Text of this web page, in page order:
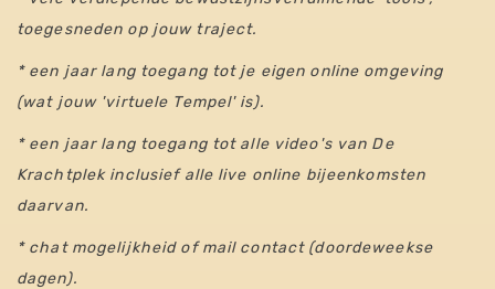
toegesneden op jouw traject.
* een jaar lang toegang tot je eigen online omgeving
(wat jouw 'virtuele Tempel' is).
* een jaar lang toegang tot alle video's van De
Krachtplek inclusief alle live online bijeenkomsten
daarvan.
* chat mogelijkheid of mail contact (doordeweekse
dagen).